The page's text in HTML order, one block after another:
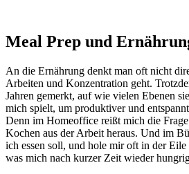
Meal Prep und
An die Ernährung denkt man oft nicht
Arbeiten und Konzentration geht.
Jahren gemerkt, auf wie vielen Ebenen
mich spielt, um produktiver und
Denn im Homeoffice reißt mich die
Kochen aus der Arbeit heraus. Und im
ich essen soll, und hole mir oft in der
was mich nach kurzer Zeit wieder